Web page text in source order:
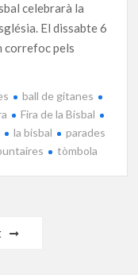
celebrarà la
El dissabte 6
correfoc pels
ball de gitanes
Fira de la Bisbal
la bisbal
parades
tòmbola